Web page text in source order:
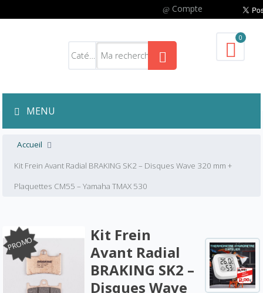
Compte
0
MENU
Accueil
Kit Frein Avant Radial BRAKING SK2 – Disques Wave 320 mm +
Plaquettes CM55 – Yamaha TMAX 530
PROMO
Kit Frein
Avant Radial
BRAKING SK2 –
Disques Wave